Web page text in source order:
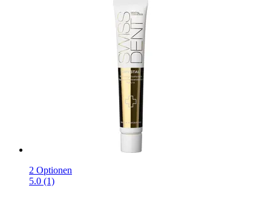
2 Optionen
5.0 (1)